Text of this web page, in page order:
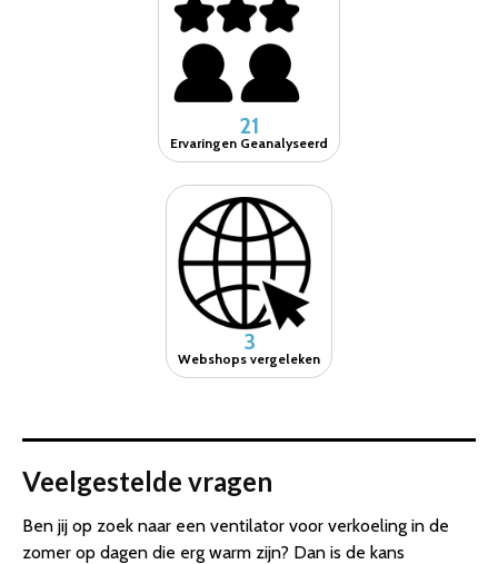
21
Ervaringen Geanalyseerd
3
Webshops vergeleken
Veelgestelde vragen
Ben jij op zoek naar een ventilator voor verkoeling in de
zomer op dagen die erg warm zijn? Dan is de kans